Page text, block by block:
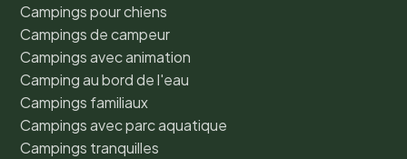
Campings pour chiens
Campings de campeur
Campings avec animation
Camping au bord de l'eau
Campings familiaux
Campings avec parc aquatique
Campings tranquilles